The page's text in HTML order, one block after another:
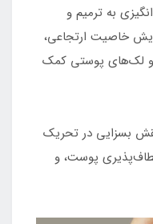
به ترمیم و
خاصیت ارتجاعی،
و لک‌های پوستی کمک
بسزایی در تحریک
پوست، و